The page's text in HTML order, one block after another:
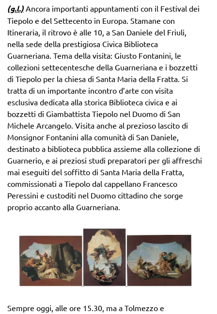
(g.l.) Ancora importanti appuntamenti con il Festival dei
Tiepolo e del Settecento in Europa. Stamane con
Itineraria, il ritrovo è alle 10, a San Daniele del Friuli,
nella sede della prestigiosa Civica Biblioteca
Guarneriana. Tema della visita: Giusto Fontanini, le
collezioni settecentesche della Guarneriana e i bozzetti
di Tiepolo per la chiesa di Santa Maria della Fratta. Si
tratta di un importante incontro d’arte con visita
esclusiva dedicata alla storica Biblioteca civica e ai
bozzetti di Giambattista Tiepolo nel Duomo di San
Michele Arcangelo. Visita anche al prezioso lascito di
Monsignor Fontanini alla comunità di San Daniele,
destinato a biblioteca pubblica assieme alla collezione di
Guarnerio, e ai preziosi studi preparatori per gli affreschi
mai eseguiti del soffitto di Santa Maria della Fratta,
commissionati a Tiepolo dal cappellano Francesco
Peressini e custoditi nel Duomo cittadino che sorge
proprio accanto alla Guarneriana.
Sempre oggi, alle ore 15.30, ma a Tolmezzo e